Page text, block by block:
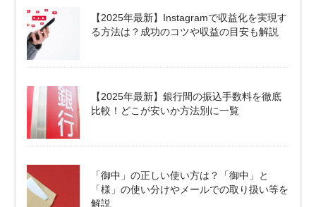
【2025年最新】Instagramで収益化を実現す
る方法は？成功のコツや収益の目安も解説
【2025年最新】銀行間の振込手数料を徹底
比較！どこが安いか方法別に一覧
「御中」の正しい使い方は？「御中」と
「様」の使い分けやメールでの取り扱い等を
解説